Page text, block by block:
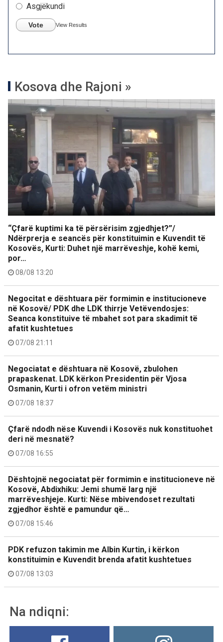
Asgjëkundi
Vote View Results
Kosova dhe Rajoni »
“Çfarë kuptimi ka të përsërisim zgjedhjet?”/
Ndërprerja e seancës për konstituimin e Kuvendit të
Kosovës, Kurti: Duhet një marrëveshje, kohë kemi,
por…
08/08 13:20
Negocitat e dështuara për formimin e institucioneve
në Kosovë/ PDK dhe LDK thirrje Vetëvendosjes:
Seanca konstituive të mbahet sot para skadimit të
afatit kushtetues
07/08 21:11
Negociatat e dështuara në Kosovë, zbulohen
prapaskenat. LDK kërkon Presidentin për Vjosa
Osmanin, Kurti i ofron vetëm ministri
07/08 18:37
Çfarë ndodh nëse Kuvendi i Kosovës nuk konstituohet
deri në mesnatë?
07/08 16:55
Dështojnë negociatat për formimin e institucioneve në
Kosovë, Abdixhiku: Jemi shumë larg një
marrëveshjeje. Kurti: Nëse mbivendoset rezultati
zgjedhor është e pamundur që…
07/08 15:46
PDK refuzon takimin me Albin Kurtin, i kërkon
konstituimin e Kuvendit brenda afatit kushtetues
07/08 13:03
Na ndiqni: